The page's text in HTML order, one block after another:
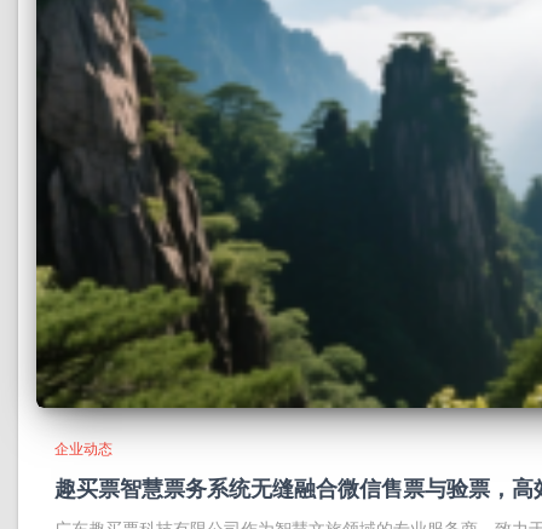
企业动态
趣买票智慧票务系统无缝融合微信售票与验票，